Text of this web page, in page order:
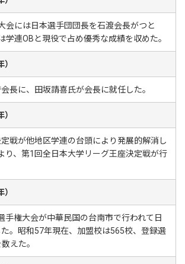
会には日本選手団団長を石渡会長がつと
学連OBと現役で占め優秀な成績を収めた。
長に、田坂請喜氏が会長に就任した。
戦が他地区学連の台頭により発展的解消し
り、第1回全日本大学リーグ王座決定戦が行
手権大会が中華民国の台南市で行われて日
。昭和57年現在、加盟校は565校、登録選
えた。